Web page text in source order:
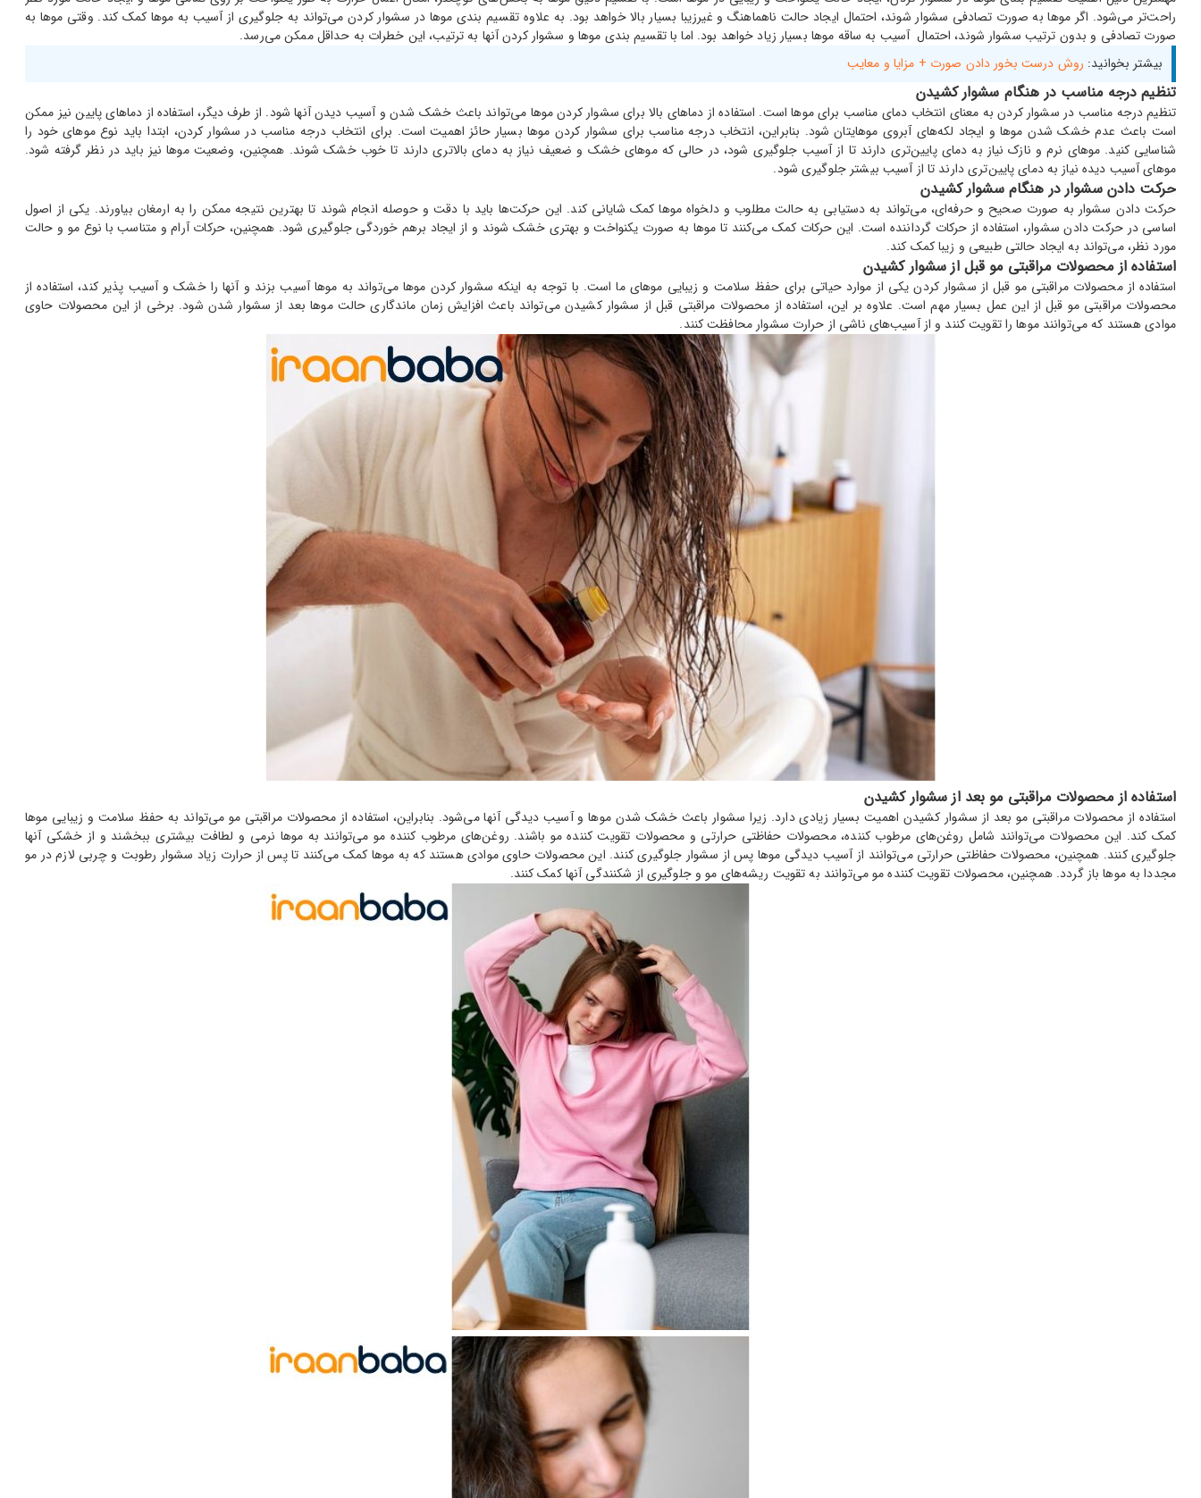
راحت‌تر می‌شود. اگر موها به صورت تصادفی سشوار شوند، احتمال ایجاد حالت ناهماهنگ و غیرزیبا بسیار بالا خواهد بود. به علاوه تقسیم بندی موها در سشوار کردن می‌تواند به جلوگیری از آسیب به موها کمک کند. وقتی موها به
صورت تصادفی و بدون ترتیب سشوار شوند، احتمال آسیب به ساقه موها بسیار زیاد خواهد بود. اما با تقسیم بندی موها و سشوار کردن آنها به ترتیب، این خطرات به حداقل ممکن می‌رسد.
بیشتر بخوانید: روش درست بخور دادن صورت + مزایا و معایب
تنظیم درجه مناسب در هنگام سشوار کشیدن
تنظیم درجه مناسب در سشوار کردن به معنای انتخاب دمای مناسب برای موها است. استفاده از دماهای بالا برای سشوار کردن موها می‌تواند باعث خشک شدن و آسیب دیدن آنها شود. از طرف دیگر، استفاده از دماهای پایین نیز ممکن
است باعث عدم خشک شدن موها و ایجاد لکه‌های آبروی موهایتان شود. بنابراین، انتخاب درجه مناسب برای سشوار کردن موها بسیار حائز اهمیت است. برای انتخاب درجه مناسب در سشوار کردن، ابتدا باید نوع موهای خود را
شناسایی کنید. موهای نرم و نازک نیاز به دمای پایین‌تری دارند تا از آسیب جلوگیری شود، در حالی که موهای خشک و ضعیف نیاز به دمای بالاتری دارند تا خوب خشک شوند. همچنین، وضعیت موها نیز باید در نظر گرفته شود.
موهای آسیب دیده نیاز به دمای پایین‌تری دارند تا از آسیب بیشتر جلوگیری شود.
حرکت دادن سشوار در هنگام سشوار کشیدن
حرکت دادن سشوار به صورت صحیح و حرفه‌ای، می‌تواند به دستیابی به حالت مطلوب و دلخواه موها کمک شایانی کند. این حرکت‌ها باید با دقت و حوصله انجام شوند تا بهترین نتیجه ممکن را به ارمغان بیاورند. یکی از اصول
اساسی در حرکت دادن سشوار، استفاده از حرکات گرداننده است. این حرکات کمک می‌کنند تا موها به صورت یکنواخت و بهتری خشک شوند و از ایجاد برهم خوردگی جلوگیری شود. همچنین، حرکات آرام و متناسب با نوع مو و حالت
مورد نظر، می‌تواند به ایجاد حالتی طبیعی و زیبا کمک کند.
استفاده از محصولات مراقبتی مو قبل از سشوار کشیدن
استفاده از محصولات مراقبتی مو قبل از سشوار کردن یکی از موارد حیاتی برای حفظ سلامت و زیبایی موهای ما است. با توجه به اینکه سشوار کردن موها می‌تواند به موها آسیب بزند و آنها را خشک و آسیب پذیر کند، استفاده از
محصولات مراقبتی مو قبل از این عمل بسیار مهم است. علاوه بر این، استفاده از محصولات مراقبتی قبل از سشوار کشیدن می‌تواند باعث افزایش زمان ماندگاری حالت موها بعد از سشوار شدن شود. برخی از این محصولات حاوی
موادی هستند که می‌توانند موها را تقویت کنند و از آسیب‌های ناشی از حرارت سشوار محافظت کنند.
استفاده از محصولات مراقبتی مو بعد از سشوار کشیدن
استفاده از محصولات مراقبتی مو بعد از سشوار کشیدن اهمیت بسیار زیادی دارد. زیرا سشوار باعث خشک شدن موها و آسیب دیدگی آنها می‌شود. بنابراین، استفاده از محصولات مراقبتی مو می‌تواند به حفظ سلامت و زیبایی موها
کمک کند. این محصولات می‌توانند شامل روغن‌های مرطوب کننده، محصولات حفاظتی حرارتی و محصولات تقویت کننده مو باشند. روغن‌های مرطوب کننده مو می‌توانند به موها نرمی و لطافت بیشتری ببخشند و از خشکی آنها
جلوگیری کنند. همچنین، محصولات حفاظتی حرارتی می‌توانند از آسیب دیدگی موها پس از سشوار جلوگیری کنند. این محصولات حاوی موادی هستند که به موها کمک می‌کنند تا پس از حرارت زیاد سشوار رطوبت و چربی لازم در مو
مجددا به موها باز گردد. همچنین، محصولات تقویت کننده مو می‌توانند به تقویت ریشه‌های مو و جلوگیری از شکنندگی آنها کمک کنند.